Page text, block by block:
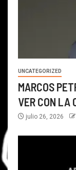
UNCATEGORIZED
MARCOS
VER CON LA
julio 26, 2026